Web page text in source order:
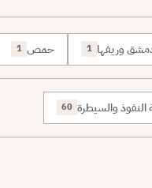
وريفها 1 حمص 1
والسيطرة 60